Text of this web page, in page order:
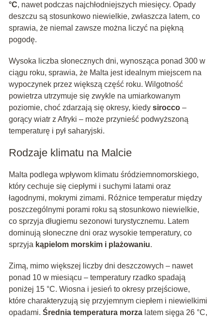
°C, nawet podczas najchłodniejszych miesięcy. Opady
deszczu są stosunkowo niewielkie, zwłaszcza latem, co
sprawia, że niemal zawsze można liczyć na piękną
pogodę.
Wysoka liczba słonecznych dni, wynosząca ponad 300 w
ciągu roku, sprawia, że Malta jest idealnym miejscem na
wypoczynek przez większą część roku. Wilgotność
powietrza utrzymuje się zwykle na umiarkowanym
poziomie, choć zdarzają się okresy, kiedy sirocco–
gorący wiatr z Afryki – może przynieść podwyższoną
temperaturę i pył saharyjski.
Rodzaje klimatu na Malcie
Malta podlega wpływom klimatu śródziemnomorskiego,
który cechuje się ciepłymi i suchymi latami oraz
łagodnymi, mokrymi zimami. Różnice temperatur między
poszczególnymi porami roku są stosunkowo niewielkie,
co sprzyja długiemu sezonowi turystycznemu. Latem
dominują słoneczne dni oraz wysokie temperatury, co
sprzyja kąpielom morskim i plażowaniu.
Zimą, mimo większej liczby dni deszczowych – nawet
ponad 10 w miesiącu – temperatury rzadko spadają
poniżej 15 °C. Wiosna i jesień to okresy przejściowe,
które charakteryzują się przyjemnym ciepłem i niewielkimi
opadami. Średnia temperatura morzalatem sięga 26 °C,